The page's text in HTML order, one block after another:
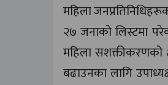
महिला
२७ जनाको लिस्टमा
महिला सशक्तीकरणको
बढाउनका लागि